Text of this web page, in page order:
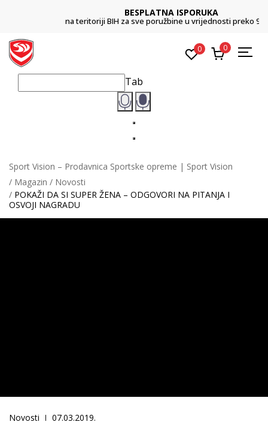
BESPLATNA ISPORUKA
na teritoriji BIH za sve poružbine u vrijednosti preko 99 KM
0 0
Tab
Sport Vision – Prodavnica Sportske opreme | Sport Vision
Magazin
Novosti
POKAŽI DA SI SUPER ŽENA – ODGOVORI NA PITANJA I
OSVOJI NAGRADU
Novosti 07.03.2019.